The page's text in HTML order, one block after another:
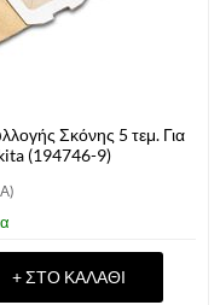
Σκόνης 5 τεμ. Για
(194746-9)
+ ΣΤΟ ΚΑΛΆΘΙ